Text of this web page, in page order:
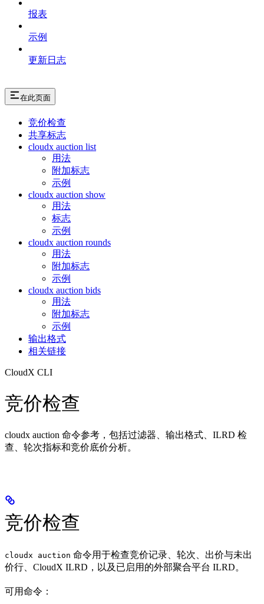
报表
示例
更新日志
在此页面
竞价检查
共享标志
cloudx auction list
用法
附加标志
示例
cloudx auction show
用法
标志
示例
cloudx auction rounds
用法
附加标志
示例
cloudx auction bids
用法
附加标志
示例
输出格式
相关链接
CloudX CLI
竞价检查
cloudx auction 命令参考，包括过滤器、输出格式、ILRD 检
查、轮次指标和竞价底价分析。
竞价检查
cloudx auction 命令用于检查竞价记录、轮次、出价与未出
价行、CloudX ILRD，以及已启用的外部聚合平台 ILRD。
可用命令：